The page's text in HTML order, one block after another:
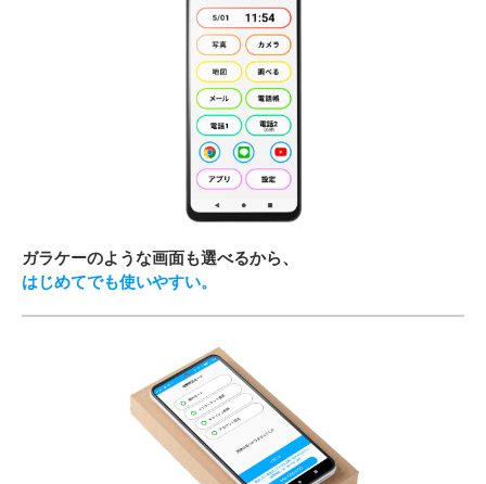
ガラケーのような画面も選べるから、
はじめてでも使いやすい。